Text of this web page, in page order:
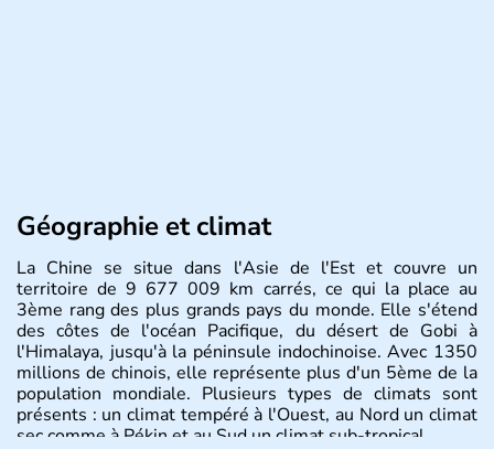
Géographie et climat
La Chine se situe dans l'Asie de l'Est et couvre un
territoire de 9 677 009 km carrés, ce qui la place au
3ème rang des plus grands pays du monde. Elle s'étend
des côtes de l'océan Pacifique, du désert de Gobi à
l'Himalaya, jusqu'à la péninsule indochinoise. Avec 1350
millions de chinois, elle représente plus d'un 5ème de la
population mondiale. Plusieurs types de climats sont
présents : un climat tempéré à l'Ouest, au Nord un climat
sec comme à Pékin et au Sud un climat sub-tropical.